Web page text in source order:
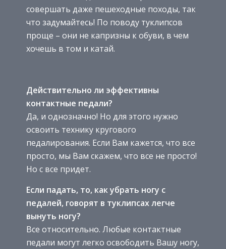
совершать даже пешеходные походы, так
что задумайтесь! По поводу туклипсов
проще – они не капризны к обуви, в чем
хочешь в том и катай.
Действительно ли эффективны
контактные педали?
Да, и однозначно! Но для этого нужно
освоить технику кругового
педалирования. Если Вам кажется, что все
просто, мы Вам скажем, что все не просто!
Но с все придет.
Если падать, то, как убрать ногу с
педалей, говорят в туклипсах легче
вынуть ногу?
Все относительно. Любые контактные
педали могут легко освободить Вашу ногу,